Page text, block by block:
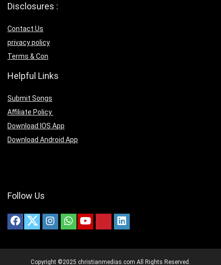
Disclosures :
Contact Us
privacy policy
Terms & Con
Helpful Links
Submit Songs
Affiliate Policy
Download IOS App
Download Android App
Follow Us
Copyright ©2025 christianmedias.com All Rights Reserved.